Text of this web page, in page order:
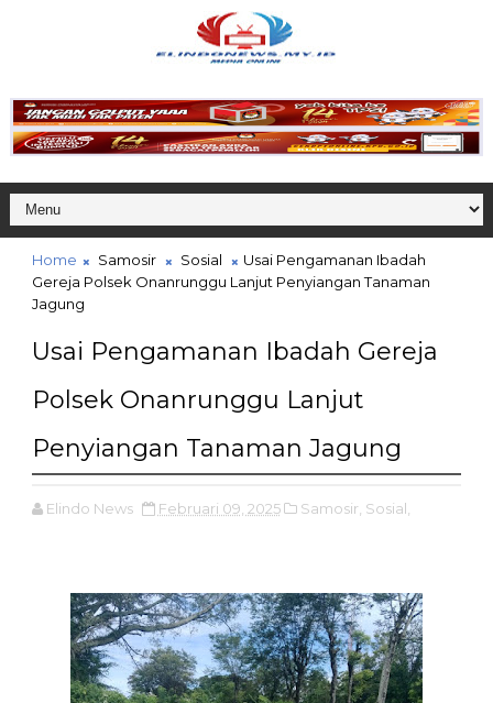
Home Samosir Sosial
Usai Pengamanan Ibadah
Gereja Polsek Onanrunggu Lanjut Penyiangan Tanaman
Jagung
Usai Pengamanan Ibadah Gereja
Polsek Onanrunggu Lanjut
Penyiangan Tanaman Jagung
Elindo News Februari 09, 2025 Samosir, Sosial,